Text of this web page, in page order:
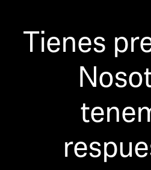
Tienes